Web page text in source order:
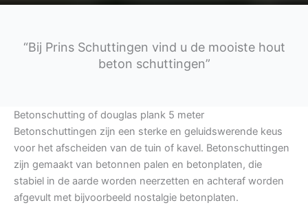
“Bij Prins Schuttingen vind u de mooiste hout
beton schuttingen”
Betonschutting of douglas plank 5 meter
Betonschuttingen zijn een sterke en geluidswerende keus
voor het afscheiden van de tuin of kavel. Betonschuttingen
zijn gemaakt van betonnen palen en betonplaten, die
stabiel in de aarde worden neerzetten en achteraf worden
afgevult met bijvoorbeeld nostalgie betonplaten.